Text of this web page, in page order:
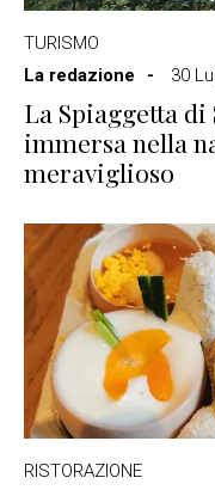
TURISMO
La redazione
30
La Spiaggetta di
immersa nella
meraviglioso
RISTORAZIONE